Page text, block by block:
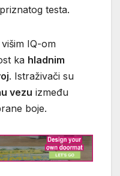
testa.
IQ-om
ka hladnim
. Istraživači su
vezu između
boje.